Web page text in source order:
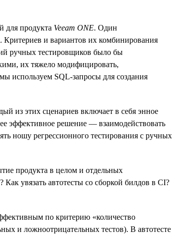
для продукта Veeam ONE. Один
и вариантов их комбинирования
ручных тестировщиков было бы
их тяжело модифицировать,
используем SQL-запросы для создания
из этих сценариев включает в себя энное
эффективное решение — взаимодействовать
ношу регрессионного тестирования с ручных
продукта в целом и отдельных
увязать автотесты со сборкой билдов в CI?
по критерию «количество
и ложноотрицательных тестов). В автотесте